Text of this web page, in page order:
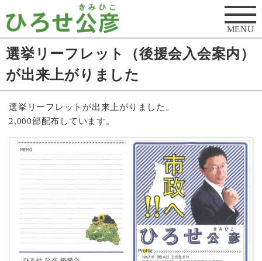
MENU
選挙リーフレット（後援会入会案内）
が出来上がりました
選挙リーフレットが出来上がりました。
2,000部配布しています。